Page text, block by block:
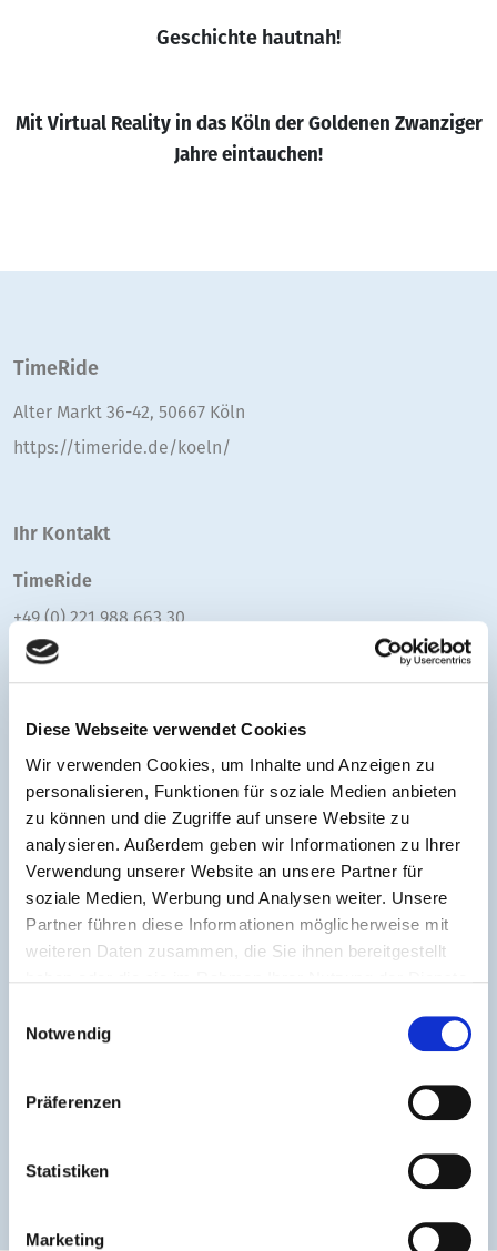
Diese Webseite verwendet Cookies
Wir verwenden Cookies, um Inhalte und Anzeigen zu
personalisieren, Funktionen für soziale Medien anbieten
zu können und die Zugriffe auf unsere Website zu
analysieren. Außerdem geben wir Informationen zu Ihrer
Verwendung unserer Website an unsere Partner für
soziale Medien, Werbung und Analysen weiter. Unsere
Partner führen diese Informationen möglicherweise mit
weiteren Daten zusammen, die Sie ihnen bereitgestellt
Notwendig
Präferenzen
Statistiken
Marketing
Geschichte hautnah!
Mit Virtual Reality in das Köln der Goldenen Zwanziger
Jahre eintauchen!
TimeRide
Alter Markt 36-42, 50667 Köln
https://timeride.de/koeln/
Ihr Kontakt
TimeRide
+49 (0) 221 988 663 30
E-Mail senden